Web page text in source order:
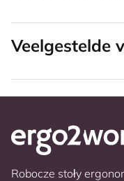
Veelgestelde
Robocze stoły